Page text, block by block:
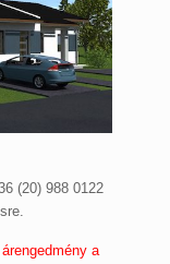
(20) 988 0122
a